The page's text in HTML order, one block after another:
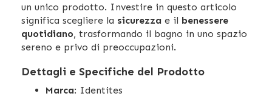
un unico prodotto. Investire in questo articolo
significa scegliere la sicurezza e il benessere
quotidiano, trasformando il bagno in uno spazio
sereno e privo di preoccupazioni.
Dettagli e Specifiche del Prodotto
Marca: Identites